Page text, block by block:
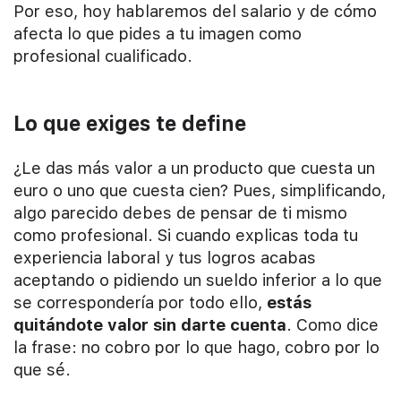
Por eso, hoy hablaremos del salario y de cómo
afecta lo que pides a tu imagen como
profesional cualificado.
Lo que exiges te define
¿Le das más valor a un producto que cuesta un
euro o uno que cuesta cien? Pues, simplificando,
algo parecido debes de pensar de ti mismo
como profesional. Si cuando explicas toda tu
experiencia laboral y tus logros acabas
aceptando o pidiendo un sueldo inferior a lo que
se correspondería por todo ello, estás
quitándote valor sin darte cuenta. Como dice
la frase: no cobro por lo que hago, cobro por lo
que sé.